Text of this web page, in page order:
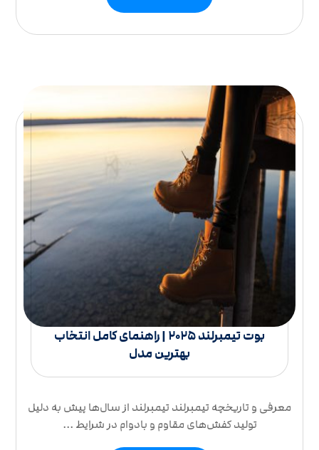
بوت تیمبرلند 2025 | راهنمای کامل انتخاب
بهترین مدل
معرفی و تاریخچه تیمبرلند تیمبرلند از سال‌ها پیش به دلیل
تولید کفش‌های مقاوم و بادوام در شرایط ...